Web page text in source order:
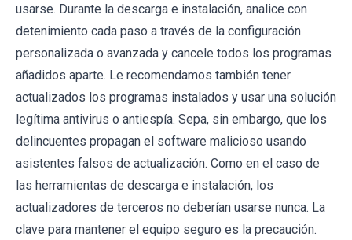
usarse. Durante la descarga e instalación, analice con
detenimiento cada paso a través de la configuración
personalizada o avanzada y cancele todos los programas
añadidos aparte. Le recomendamos también tener
actualizados los programas instalados y usar una solución
legítima antivirus o antiespía. Sepa, sin embargo, que los
delincuentes propagan el software malicioso usando
asistentes falsos de actualización. Como en el caso de
las herramientas de descarga e instalación, los
actualizadores de terceros no deberían usarse nunca. La
clave para mantener el equipo seguro es la precaución.